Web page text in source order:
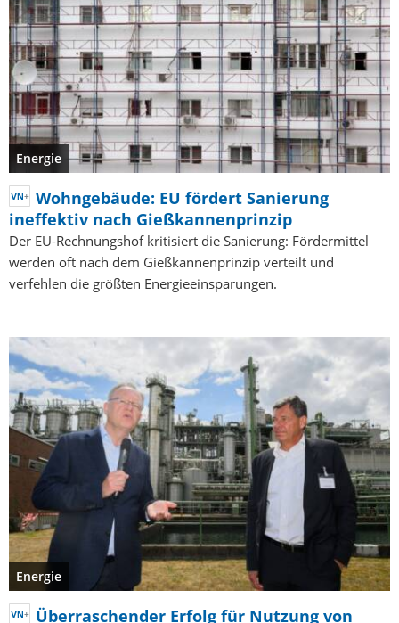
Energie
Wohngebäude: EU fördert Sanierung
ineffektiv nach Gießkannenprinzip
Der EU-Rechnungshof kritisiert die Sanierung: Fördermittel
werden oft nach dem Gießkannenprinzip verteilt und
verfehlen die größten Energieeinsparungen.
Energie
Überraschender Erfolg für Nutzung von